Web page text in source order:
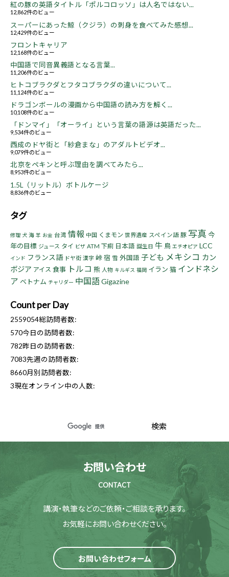
紅の豚の英語タイトル「ポルコロッソ」は人名ではない...
12,862件のビュー
スーパーにあった鯨（クジラ）の刺身を食べてみた感想...
12,429件のビュー
フロントキャリア
12,168件のビュー
中国語で同音異義語となる言葉...
11,206件のビュー
ヒトコブラクダとフタコブラクダの違いについて...
11,124件のビュー
ドラゴンボールの漫画から中国語の読み方を解く...
10,108件のビュー
「ドンマイ」「オーライ」という言葉の語源は英語だった...
9,534件のビュー
西成のドヤ街と「紗倉まな」のアダルトビデオ...
9,079件のビュー
北京をペキンと呼ぶ理由を調べてみたら...
8,953件のビュー
1.5L（リットル）ボトルケージ
8,836件のビュー
タグ
修理 犬 海 羊 お金 台湾 情報 中国 くまモン 世界遺産 スペイン語 豚 写真 今
年の目標 ジュース タイ ビザ ATM 下痢 日本語 誕生日 牛 鳥 エチオピア LCC
インド フランス語 ドヤ街 漢字 峠宿 雪 外国語 子ども メキシコ カン
ボジア アイス 食事 トルコ 熊 人物 キルギス 福岡 イラン 猫 インドネシ
ア ベトナム チャリダー 中国語Gigazine
Count per Day
2559054総訪問者数:
570今日の訪問者数:
782昨日の訪問者数:
7083先週の訪問者数:
8660月別訪問者数:
3現在オンライン中の人数:
お問い合わせ
CONTACT
講演・執筆などのご依頼・ご相談を承ります。
お気軽にお問い合わせください。
お問い合わせフォーム